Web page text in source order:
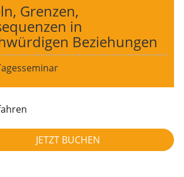
Grenzen,
in
Beziehungen
JETZT BUCHEN